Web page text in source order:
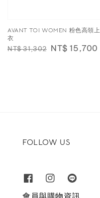
AVANT TOI WOMEN 粉色高領上
衣
Regular
NT$ 31,302 Sale
NT$ 15,700
FOLLOW US